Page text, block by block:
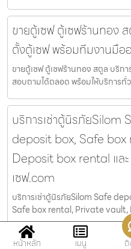
ขายตู้เซฟ ตู้เซฟร้านทอง
ตั้งตู้เซฟ พร้อมทีมงานมือ
ขายตู้เซฟ ตู้เซฟร้านทอง สตูล บริก
สอบถามได้ตลอด พร้อมให้บริการทั่
บริการเช่าตู้นิรภัย
deposit box, Safe
Deposit box rental แล
เซฟ.com
บริการเช่าตู้นิรภัยSilom Safe
Safe box rental, Private vault,
หน้าหลัก เมนู